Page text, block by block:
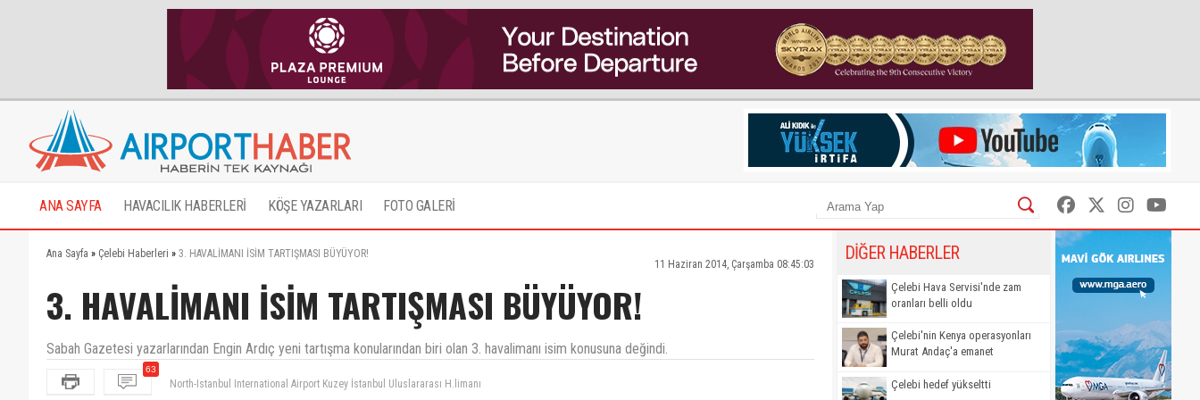
ANA SAYFA HAVACILIK HABERLERİ KÖŞE YAZARLARI FOTO GALERİ
Ana Sayfa » Çelebi Haberleri » 3. HAVALİMANI İSİM TARTIŞMASI BÜYÜYOR!
11 Haziran 2014, Çarşamba 08:45:03
3. HAVALİMANI İSİM TARTIŞMASI BÜYÜYOR!
Sabah Gazetesi yazarlarından Engin Ardıç yeni tartışma konularından biri olan 3. havalimanı isim konusuna değindi.
63
AHL ismi bence herkes tarafından kabul görmüş ve tanınan bir havaalanıdır yenisi yapıldıgında eskisi kapanacagına göre aynı isinle devam
DİĞER HABERLER
Çelebi Hava Servisi'nde zam
oranları belli oldu
Çelebi'nin Kenya operasyonları
Murat Andaç'a emanet
Çelebi hedef yükseltti